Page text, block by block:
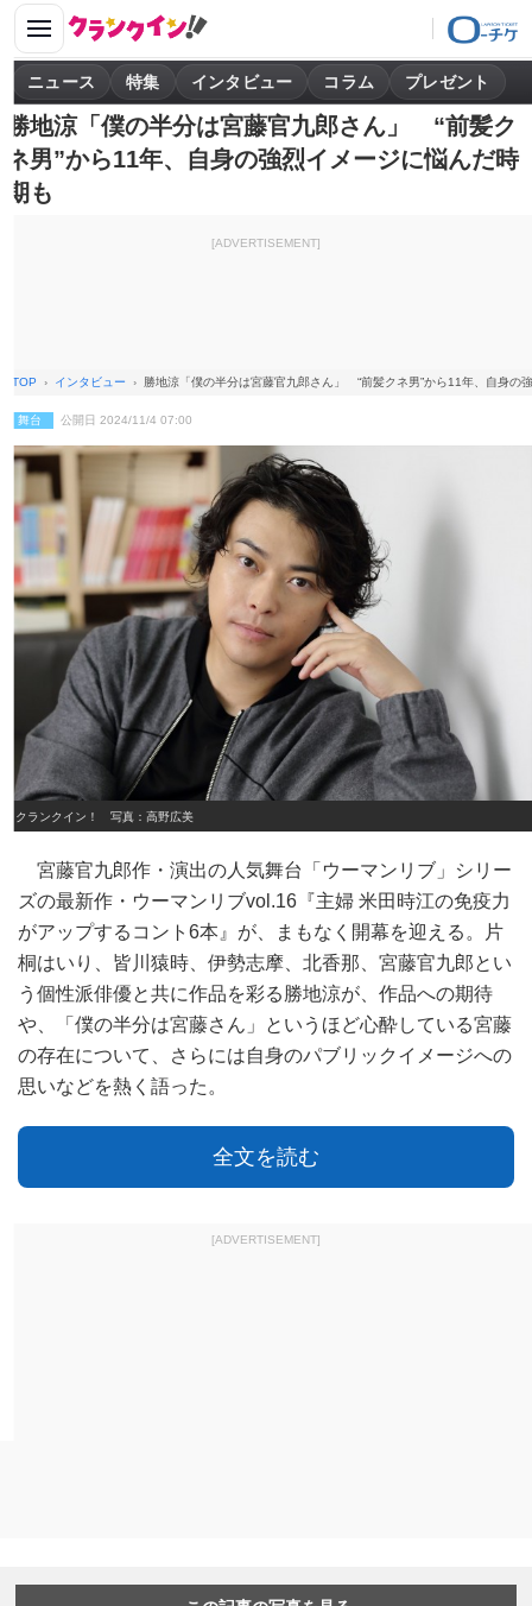
ニュース 特集 インタビュー コラム プレゼント
勝地涼「僕の半分は宮藤官九郎さん」 “前髪ク
ネ男”から11年、自身の強烈イメージに悩んだ時
期も
[ADVERTISEMENT]
TOP インタビュー 勝地涼「僕の半分は宮藤官九郎さん」 “前髪クネ男”から11年、自身の
舞台 公開日 2024/11/4 07:00
クランクイン！ 写真：高野広美
宮藤官九郎作・演出の人気舞台「ウーマンリブ」シリー
ズの最新作・ウーマンリブvol.16『主婦 米田時江の免疫力
がアップするコント6本』が、まもなく開幕を迎える。片
桐はいり、皆川猿時、伊勢志摩、北香那、宮藤官九郎とい
う個性派俳優と共に作品を彩る勝地涼が、作品への期待
や、「僕の半分は宮藤さん」というほど心酔している宮藤
の存在について、さらには自身のパブリックイメージへの
思いなどを熱く語った。
全文を読む
[ADVERTISEMENT]